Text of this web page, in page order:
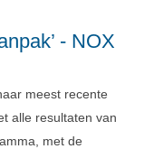
- NOX
meest recente
alle resultaten van
met de